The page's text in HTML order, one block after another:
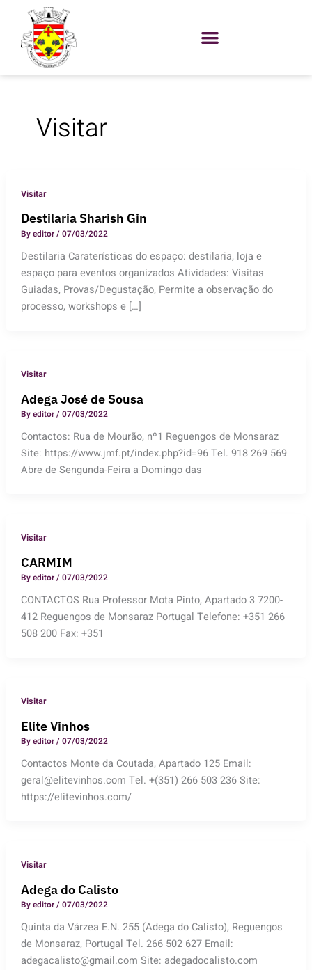
content
Visitar
Visitar
Destilaria Sharish Gin
Byeditor/07/03/2022
Destilaria Caraterísticas do espaço: destilaria, loja e
espaço para eventos organizados Atividades: Visitas
Guiadas, Provas/Degustação, Permite a observação do
processo, workshops e […]
Visitar
Adega José de Sousa
Byeditor/07/03/2022
Contactos: Rua de Mourão, nº1 Reguengos de Monsaraz
Site: https://www.jmf.pt/index.php?id=96 Tel. 918 269 569
Abre de Sengunda-Feira a Domingo das
Visitar
CARMIM
Byeditor/07/03/2022
CONTACTOS Rua Professor Mota Pinto, Apartado 3 7200-
412 Reguengos de Monsaraz Portugal Telefone: +351 266
508 200 Fax: +351
Visitar
Elite Vinhos
Byeditor/07/03/2022
Contactos Monte da Coutada, Apartado 125 Email:
geral@elitevinhos.com Tel. +(351) 266 503 236 Site:
https://elitevinhos.com/
Visitar
Adega do Calisto
Byeditor/07/03/2022
Quinta da Várzea E.N. 255 (Adega do Calisto), Reguengos
de Monsaraz, Portugal Tel. 266 502 627 Email:
adegacalisto@gmail.com Site: adegadocalisto.com